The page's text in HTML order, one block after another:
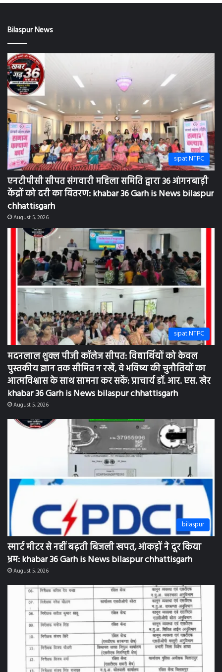
Bilaspur News
sipat NTPC
एनटीपीसी सीपत संगवारी महिला समिति द्वारा 36 आंगनबाड़ी
केंद्रों को दरी का वितरण: khabar 36 Garh is News bilaspur
chhattisgarh
August 5, 2026
sipat NTPC
मदनलाल शुक्ल पीजी कॉलेज सीपत: विद्यार्थियों को केवल
पुस्तकीय ज्ञान तक सीमित न रखें, वे भविष्य की चुनौतियों का
आत्मविश्वास के साथ सामना कर सकें: प्राचार्य डॉ. आर. एस. खेर
khabar 36 Garh is News bilaspur chhattisgarh
August 5, 2026
bilaspur
स्मार्ट मीटर से नहीं बढ़ती बिजली खपत, आंकड़ों ने दूर किया
भ्रम: khabar 36 Garh is News bilaspur chhattisgarh
August 5, 2026